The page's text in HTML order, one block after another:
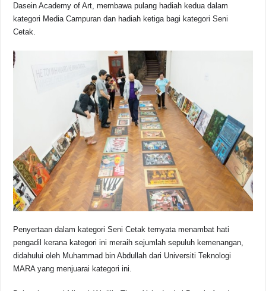
Dasein Academy of Art, membawa pulang hadiah kedua dalam
kategori Media Campuran dan hadiah ketiga bagi kategori Seni
Cetak.
Penyertaan dalam kategori Seni Cetak ternyata menambat hati
pengadil kerana kategori ini meraih sejumlah sepuluh kemenangan,
didahului oleh Muhammad bin Abdullah dari Universiti Teknologi
MARA yang menjuarai kategori ini.